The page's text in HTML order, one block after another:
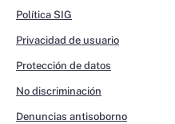
Política SIG
Privacidad de usuario
Protección de datos
No discriminación
Denuncias antisoborno